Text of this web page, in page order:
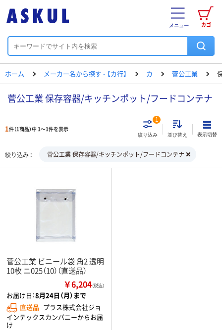
カゴ
メニュー
ホーム メーカー名から探す - 【カ行】 カ 菅公工業
菅公工業 保存容器/キッチンポット/フードコンテナ
1件（1商品）中 1～1件を表示
絞り込み
1
並び替え 表示切替
絞り込み 菅公工業 保存容器/キッチンポット/フードコンテナ
菅公工業 ビニール袋 角2 透明
10枚 ニ025（10）（直送品）
￥6,204（税込）
お届け日：8月24日（月）まで
直送品 プラス株式会社ジョ
インテックスカンパニーからお届
け